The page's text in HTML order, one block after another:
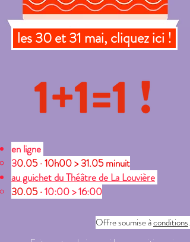
les 30 et 31 mai, cliquez ici !
en ligne
30.05 · 10h00 > 31.05 minuit
au guichet du Théâtre de La Louvière
30.05 ·10:00 > 16:00
Offre soumise àconditions.